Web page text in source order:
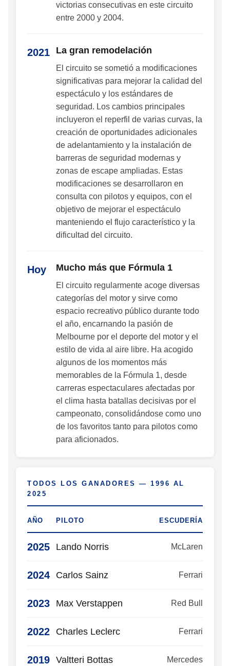
victorias consecutivas en este circuito
entre 2000 y 2004.
2021 La gran remodelación
El circuito se sometió a modificaciones
significativas para mejorar la calidad del
espectáculo y los estándares de
seguridad. Los cambios principales
incluyeron el reperfil de varias curvas, la
creación de oportunidades adicionales
de adelantamiento y la instalación de
barreras de seguridad modernas y
zonas de escape ampliadas. Estas
modificaciones se desarrollaron en
consulta con pilotos y equipos, con el
objetivo de mejorar el espectáculo
manteniendo el flujo característico y la
dificultad del circuito.
Hoy Mucho más que Fórmula 1
El circuito regularmente acoge diversas
categorías del motor y sirve como
espacio recreativo público durante todo
el año, encarnando la pasión de
Melbourne por el deporte del motor y el
estilo de vida al aire libre. Ha acogido
algunos de los momentos más
memorables de la Fórmula 1, desde
carreras espectaculares afectadas por
el clima hasta batallas decisivas por el
campeonato, consolidándose como uno
de los favoritos tanto para pilotos como
para aficionados.
TODOS LOS GANADORES — 1996 AL
2025
AÑO PILOTO ESCUDERÍA
2025 Lando Norris McLaren
2024 Carlos Sainz Ferrari
2023 Max Verstappen Red Bull
2022 Charles Leclerc Ferrari
2019 Valtteri Bottas Mercedes